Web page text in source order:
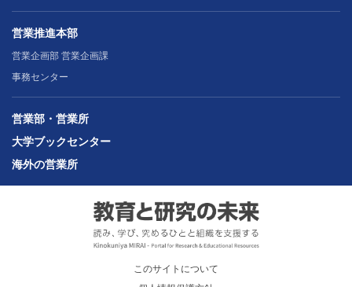
営業推進本部
営業企画部 営業企画課
事務センター
営業部・営業所
大学ブックセンター
海外の営業所
このサイトについて